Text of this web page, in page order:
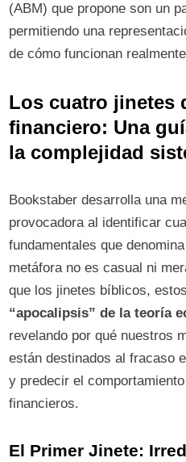
(ABM) que propone son un
permitiendo una
de cómo funcionan
Los cuatro jinetes
financiero: Una
la complejidad
Bookstaber desarrolla una
provocadora al identificar
fundamentales que
metáfora no es casual ni
que los jinetes bíblicos,
“apocalipsis” de la teoría
revelando por qué nuestros
están destinados al fracaso
y predecir el
financieros.
El Primer Jinete: